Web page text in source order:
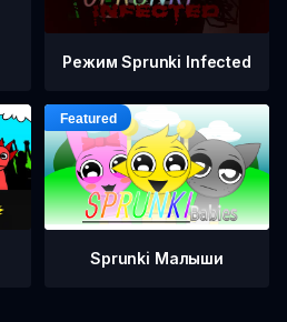
Режим Sprunki Infected
Sprunki Малыши